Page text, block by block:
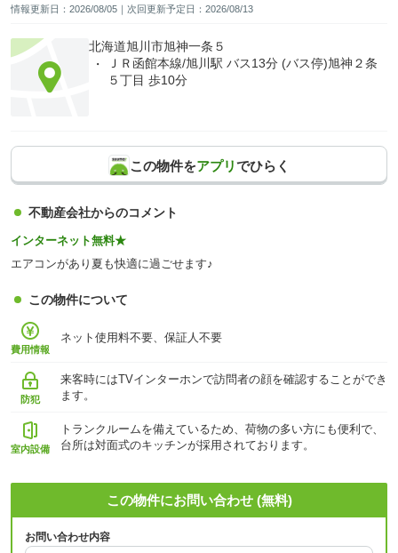
情報更新日：2026/08/05｜次回更新予定日：2026/08/13
北海道旭川市旭神一条５
ＪＲ函館本線/旭川駅 バス13分 (バス停)旭神２条
５丁目 歩10分
この物件をアプリでひらく
不動産会社からのコメント
インターネット無料★
エアコンがあり夏も快適に過ごせます♪
この物件について
費用情報
ネット使用料不要、保証人不要
防犯
来客時にはTVインターホンで訪問者の顔を確認することができ
ます。
室内設備
トランクルームを備えているため、荷物の多い方にも便利で、
台所は対面式のキッチンが採用されております。
この物件にお問い合わせ (無料)
お問い合わせ内容